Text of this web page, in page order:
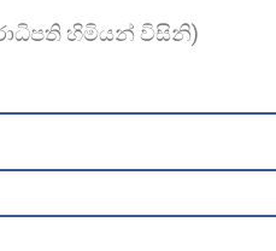
හිමියන් විසිනි)